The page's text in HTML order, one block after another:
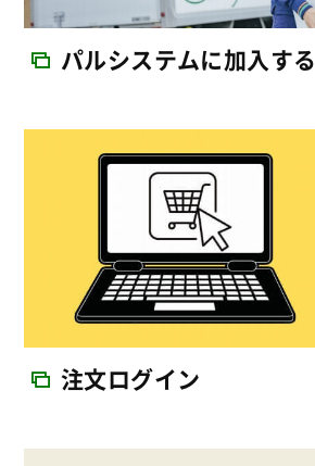
パルシステムに加入する
注文ログイン